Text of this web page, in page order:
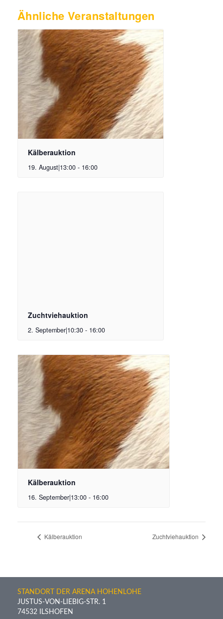
Ähnliche Veranstaltungen
Kälberauktion
19. August|13:00 - 16:00
Zuchtviehauktion
2. September|10:30 - 16:00
Kälberauktion
16. September|13:00 - 16:00
Kälberauktion Zuchtviehauktion
STANDORT DER ARENA HOHENLOHE
JUSTUS-VON-LIEBIG-STR. 1
74532 ILSHOFEN